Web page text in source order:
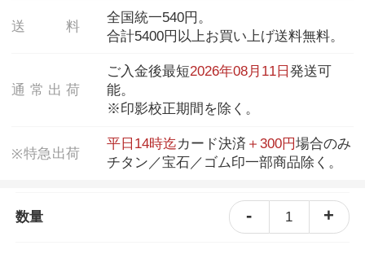
送 料
全国統一540円。
合計5400円以上お買い上げ送料無料。
通 常 出 荷
ご入金後最短2026年08月11日発送可
能。
※印影校正期間を除く。
※特急出荷
平日14時迄カード決済 ＋300円場合のみ
チタン／宝石／ゴム印一部商品除く。
数量 - 1 +